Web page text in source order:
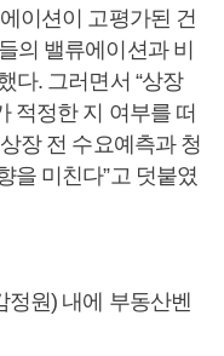
이션이 고평가된 건
의 밸류에이션과 비
다. 그러면서 “상장
적정한 지 여부를 떠
장 전 수요예측과 청
을 미친다”고 덧붙였
정원) 내에 부동산벤